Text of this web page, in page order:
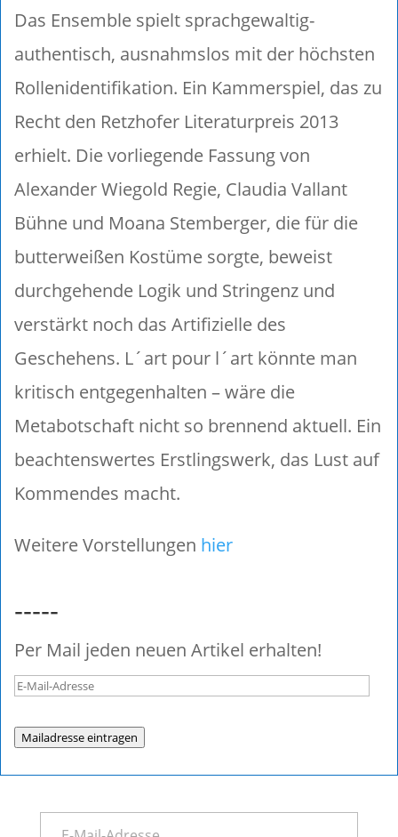
Das Ensemble spielt sprachgewaltig-
authentisch, ausnahmslos mit der höchsten
Rollenidentifikation. Ein Kammerspiel, das zu
Recht den Retzhofer Literaturpreis 2013
erhielt. Die vorliegende Fassung von
Alexander Wiegold Regie, Claudia Vallant
Bühne und Moana Stemberger, die für die
butterweißen Kostüme sorgte, beweist
durchgehende Logik und Stringenz und
verstärkt noch das Artifizielle des
Geschehens. L´art pour l´art könnte man
kritisch entgegenhalten – wäre die
Metabotschaft nicht so brennend aktuell. Ein
beachtenswertes Erstlingswerk, das Lust auf
Kommendes macht.
Weitere Vorstellungen hier
-----
Per Mail jeden neuen Artikel erhalten!
Mailadresse eintragen